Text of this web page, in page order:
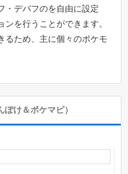
・デバフのを自由に設定
を行うことができます。
るため、主に個々のポケモ
け＆ポケマピ）